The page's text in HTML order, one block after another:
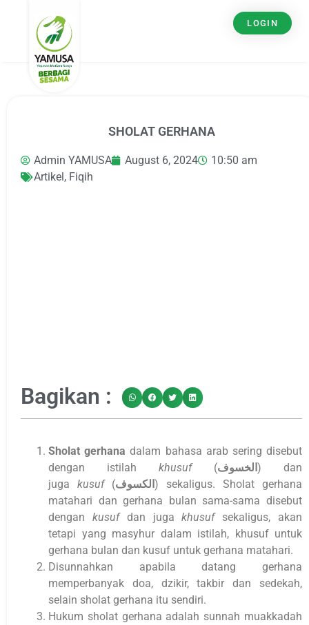
LOGIN
SHOLAT GERHANA
Admin YAMUSA August 6, 2024
10:50 am
Artikel, Fiqih
Bagikan :
Sholat gerhana dalam bahasa arab sering disebut
dengan istilah khusuf(الخسوف) dan
juga kusuf (الكسوف) sekaligus. Sholat gerhana
matahari dan gerhana bulan sama-sama disebut
dengan kusufdan jugakhusufsekaligus, akan
tetapi yang masyhur dalam istilah, khusuf untuk
gerhana bulan dan kusuf untuk gerhana matahari.
Disunnahkan apabila datang gerhana
memperbanyak doa, dzikir, takbir dan sedekah,
selain sholat gerhana itu sendiri.
Hukum sholat gerhana adalah sunnah muakkadah